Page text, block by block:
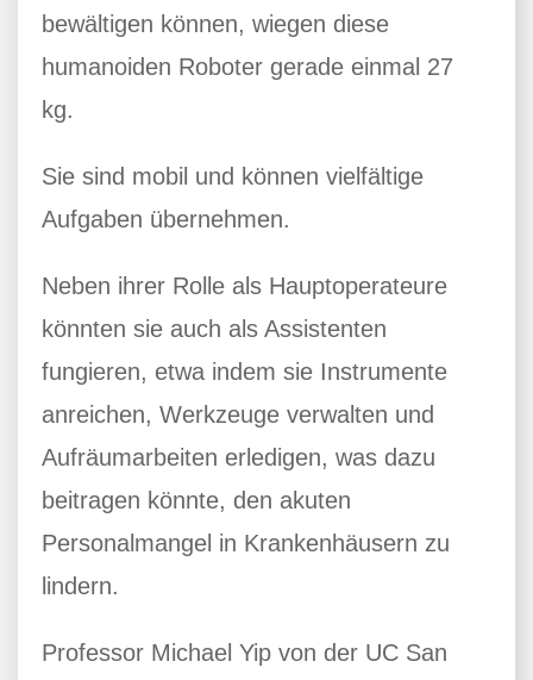
bewältigen können, wiegen diese
humanoiden Roboter gerade einmal 27
kg.
Sie sind mobil und können vielfältige
Aufgaben übernehmen.
Neben ihrer Rolle als Hauptoperateure
könnten sie auch als Assistenten
fungieren, etwa indem sie Instrumente
anreichen, Werkzeuge verwalten und
Aufräumarbeiten erledigen, was dazu
beitragen könnte, den akuten
Personalmangel in Krankenhäusern zu
lindern.
Professor Michael Yip von der UC San